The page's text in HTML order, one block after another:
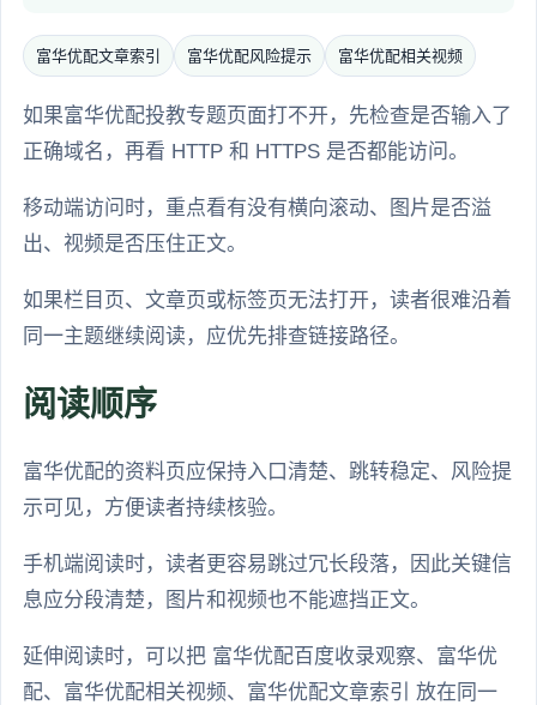
富华优配文章索引 富华优配风险提示 富华优配相关视频
如果富华优配投教专题页面打不开，先检查是否输入了
正确域名，再看 HTTP 和 HTTPS 是否都能访问。
移动端访问时，重点看有没有横向滚动、图片是否溢
出、视频是否压住正文。
如果栏目页、文章页或标签页无法打开，读者很难沿着
同一主题继续阅读，应优先排查链接路径。
阅读顺序
富华优配的资料页应保持入口清楚、跳转稳定、风险提
示可见，方便读者持续核验。
手机端阅读时，读者更容易跳过冗长段落，因此关键信
息应分段清楚，图片和视频也不能遮挡正文。
延伸阅读时，可以把 富华优配百度收录观察、富华优
配、富华优配相关视频、富华优配文章索引 放在同一